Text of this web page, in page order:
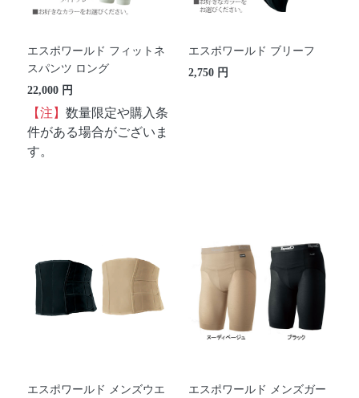
エスポワールド フィットネ
スパンツ ロング
22,000 円
【注】 数量限定や購入条
件がある場合がございま
す。
エスポワールド ブリーフ
2,750 円
エスポワールド メンズウエ
エスポワールド メンズガー